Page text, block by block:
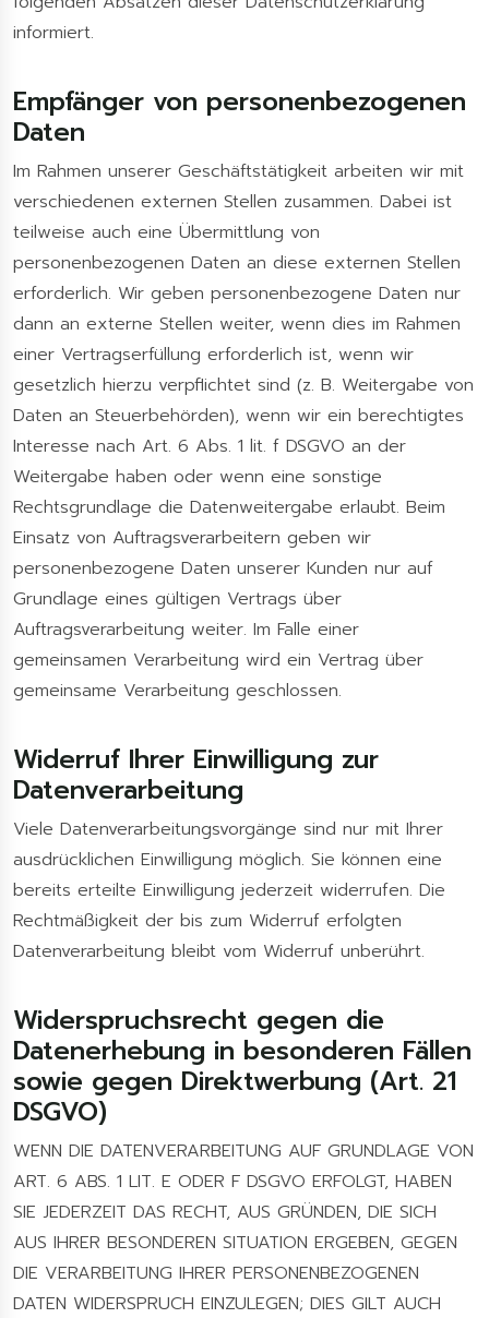
informiert.
Empfänger von personenbezogenen
Daten
Im Rahmen unserer Geschäftstätigkeit arbeiten wir mit
verschiedenen externen Stellen zusammen. Dabei ist
teilweise auch eine Übermittlung von
personenbezogenen Daten an diese externen Stellen
erforderlich. Wir geben personenbezogene Daten nur
dann an externe Stellen weiter, wenn dies im Rahmen
einer Vertragserfüllung erforderlich ist, wenn wir
gesetzlich hierzu verpflichtet sind (z. B. Weitergabe von
Daten an Steuerbehörden), wenn wir ein berechtigtes
Interesse nach Art. 6 Abs. 1 lit. f DSGVO an der
Weitergabe haben oder wenn eine sonstige
Rechtsgrundlage die Datenweitergabe erlaubt. Beim
Einsatz von Auftragsverarbeitern geben wir
personenbezogene Daten unserer Kunden nur auf
Grundlage eines gültigen Vertrags über
Auftragsverarbeitung weiter. Im Falle einer
gemeinsamen Verarbeitung wird ein Vertrag über
gemeinsame Verarbeitung geschlossen.
Widerruf Ihrer Einwilligung zur
Datenverarbeitung
Viele Datenverarbeitungsvorgänge sind nur mit Ihrer
ausdrücklichen Einwilligung möglich. Sie können eine
bereits erteilte Einwilligung jederzeit widerrufen. Die
Rechtmäßigkeit der bis zum Widerruf erfolgten
Datenverarbeitung bleibt vom Widerruf unberührt.
Widerspruchsrecht gegen die
Datenerhebung in besonderen Fällen
sowie gegen Direktwerbung (Art. 21
DSGVO)
WENN DIE DATENVERARBEITUNG AUF GRUNDLAGE VON
ART. 6 ABS. 1 LIT. E ODER F DSGVO ERFOLGT, HABEN
SIE JEDERZEIT DAS RECHT, AUS GRÜNDEN, DIE SICH
AUS IHRER BESONDEREN SITUATION ERGEBEN, GEGEN
DIE VERARBEITUNG IHRER PERSONENBEZOGENEN
DATEN WIDERSPRUCH EINZULEGEN; DIES GILT AUCH